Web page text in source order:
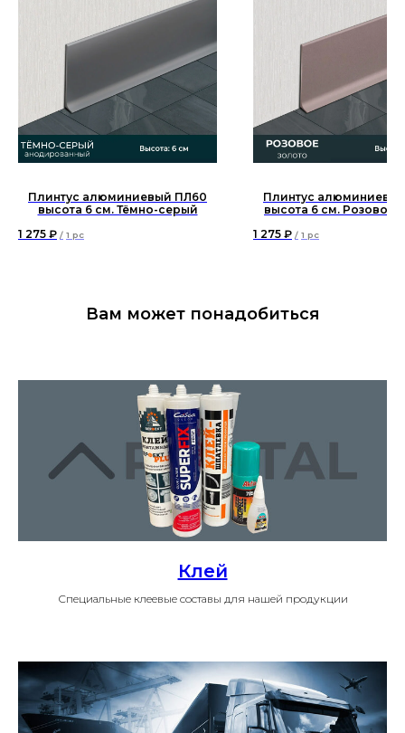
Плинтус алюминиевый ПЛ60
высота 6 см. Тёмно-серый
1 275 ₽ / 1 pc
Плинтус
высота 6 см. Розовое
1 275 ₽ / 1 pc
Вам может понадобиться
Клей
Специальные клеевые составы для нашей продукции